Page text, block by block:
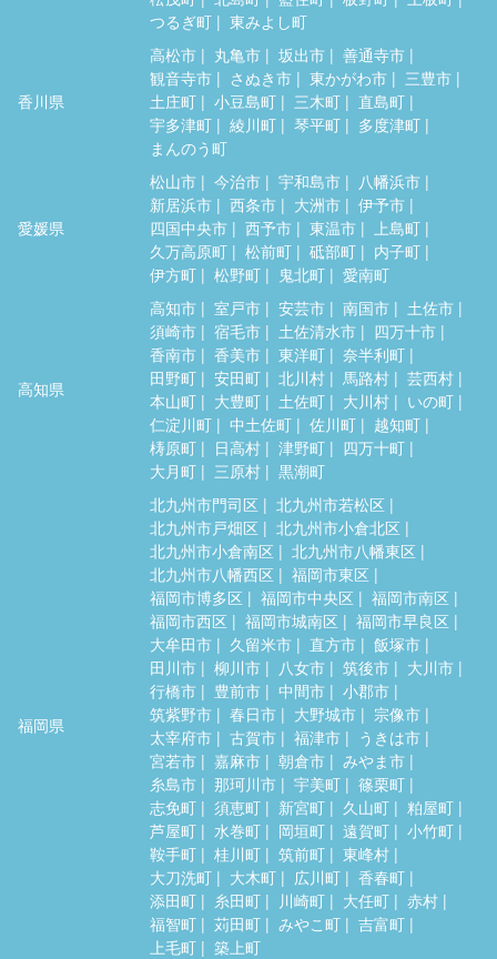
つるぎ町
東みよし町
香川県
高松市 丸亀市 坂出市
善通寺市
観音寺市
さぬき市 東かがわ市
三豊市
土庄町
小豆島町 三木町
直島町
宇多津町
綾川町 琴平町
多度津町
まんのう町
愛媛県
松山市 今治市 宇和島市
八幡浜市
新居浜市
西条市 大洲市
伊予市
四国中央市
西予市 東温市
上島町
久万高原町
松前町 砥部町
内子町
伊方町
松野町 鬼北町 愛南町
高知県
高知市 室戸市 安芸市 南国市
土佐市
須崎市
宿毛市 土佐清水市
四万十市
香南市
香美市 東洋町
奈半利町
田野町
安田町 北川村 馬路村
芸西村
本山町
大豊町 土佐町 大川村
いの町
仁淀川町
中土佐町 佐川町
越知町
梼原町
日高村 津野町
四万十町
大月町
三原村 黒潮町
福岡県
北九州市門司区
北九州市若松区
北九州市戸畑区
北九州市小倉北区
北九州市小倉南区
北九州市八幡東区
北九州市八幡西区
福岡市東区
福岡市博多区
福岡市中央区
福岡市南区
福岡市西区
福岡市城南区
福岡市早良区
大牟田市
久留米市 直方市
飯塚市
田川市
柳川市 八女市 筑後市
大川市
行橋市
豊前市 中間市
小郡市
筑紫野市
春日市 大野城市
宗像市
太宰府市
古賀市 福津市
うきは市
宮若市
嘉麻市 朝倉市
みやま市
糸島市
那珂川市 宇美町
篠栗町
志免町
須恵町 新宮町 久山町
粕屋町
芦屋町
水巻町 岡垣町 遠賀町
小竹町
鞍手町
桂川町 筑前町
東峰村
大刀洗町
大木町 広川町
香春町
添田町
糸田町 川崎町 大任町
赤村
福智町
苅田町 みやこ町
吉富町
上毛町
築上町